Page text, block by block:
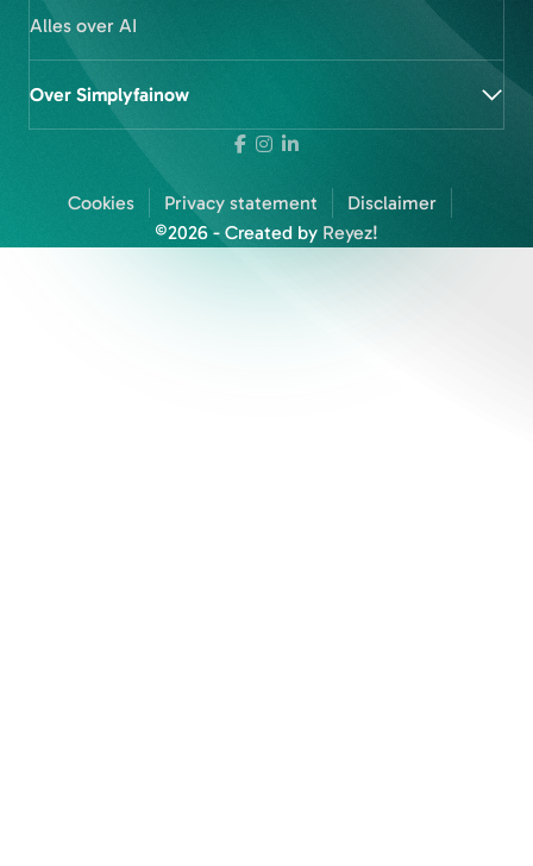
Alles over AI
Over Simplyfainow
Cookies Privacy statement
Disclaimer
©2026 - Created by Reyez!